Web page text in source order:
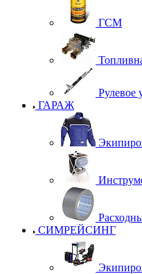
ГСМ
Рулевое
ГАРАЖ
СИМРЕЙСИНГ